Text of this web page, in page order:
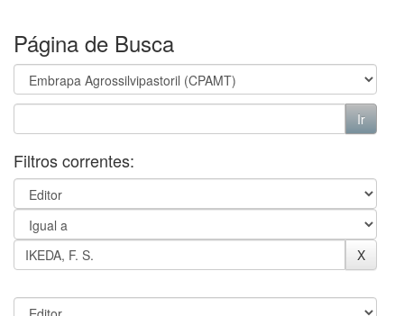
Página de Busca
Filtros correntes: